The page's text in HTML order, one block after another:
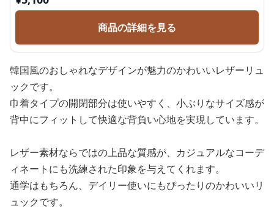
商品の詳細を見る
韓国風のおしゃれなデザインが魅力のかわいいレザーリュ
ックです。
巾着タイプの開閉部分は使いやすく、小ぶりなサイズ感が
背中にフィットして快適な背負い心地を実現しています。
レザー素材ならではの上品な質感が、カジュアルなコーデ
ィネートにも洗練された印象を与えてくれます。
通学はもちろん、デイリー使いにもぴったりのかわいいリ
ュックです。